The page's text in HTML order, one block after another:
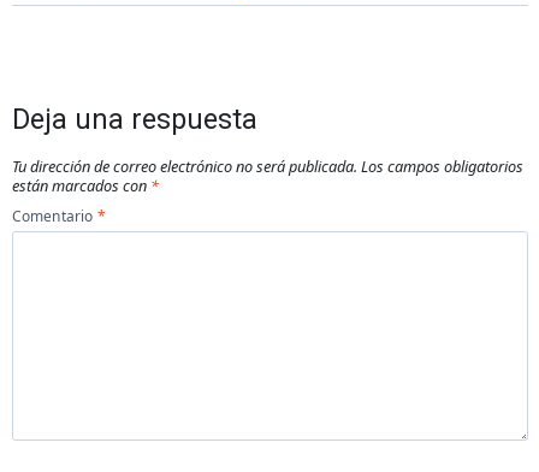
Deja una respuesta
Tu dirección de correo electrónico no será publicada. Los campos obligatorios
están marcados con *
Comentario *